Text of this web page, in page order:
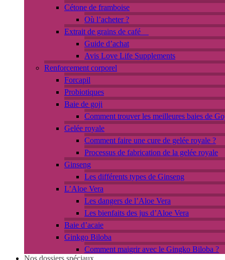
Cétone de framboise
Où l’acheter ?
Extrait de grains de café
Guide d’achat
Avis Love Life Supplements
Renforcement corporel
Forcapil
Probiotiques
Baie de goji
Comment trouver les meilleures baies de
Gelée royale
Comment faire une cure de gelée royale ?
Processus de fabrication de la gelée royale
Ginseng
Les différents types de Ginseng
L’Aloe Vera
Les dangers de l’Aloe Vera
Les bienfaits des jus d’Aloe Vera
Baie d’acaie
Ginkgo Biloba
Comment maigrir avec le Gingko Biloba ?
Nos dossiers spéciaux